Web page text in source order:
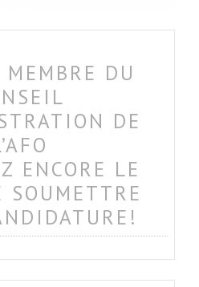
MEMBRE DU
DE
ENCORE LE
SOUMETTRE